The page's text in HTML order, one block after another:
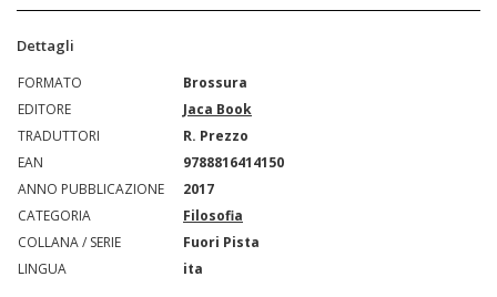
Dettagli
FORMATO
Brossura
EDITORE
Jaca Book
TRADUTTORI
R. Prezzo
EAN
9788816414150
ANNO PUBBLICAZIONE
2017
CATEGORIA
Filosofia
COLLANA / SERIE
Fuori Pista
LINGUA
ita